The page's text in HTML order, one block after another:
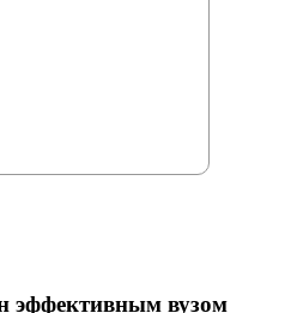
эффективным вузом